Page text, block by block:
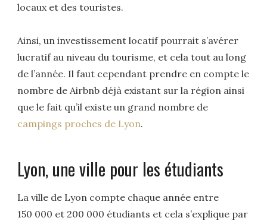
locaux et des touristes.
Ainsi, un investissement locatif pourrait s’avérer
lucratif au niveau du tourisme, et cela tout au long
de l’année. Il faut cependant prendre en compte le
nombre de Airbnb déjà existant sur la région ainsi
que le fait qu’il existe un grand nombre de
campings proches de Lyon.
Lyon, une ville pour les étudiants
La ville de Lyon compte chaque année entre
150 000 et 200 000 étudiants et cela s’explique par